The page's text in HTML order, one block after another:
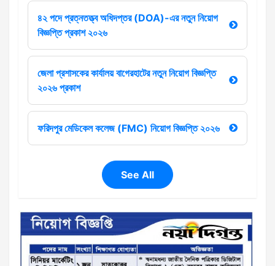
৪২ পদে প্রত্নতত্ত্ব অধিদপ্তর (DOA)-এর নতুন নিয়োগ
বিজ্ঞপ্তি প্রকাশ ২০২৬
জেলা প্রশাসকের কার্যালয় বাগেরহাটের নতুন নিয়োগ বিজ্ঞপ্তি
২০২৬ প্রকাশ
ফরিদপুর মেডিকেল কলেজ (FMC) নিয়োগ বিজ্ঞপ্তি ২০২৬
See All